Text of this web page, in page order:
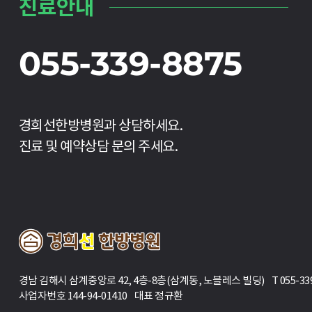
진료안내
055-339-8875
경희선한방병원과 상담하세요.
진료 및 예약상담 문의 주세요.
경남 김해시 삼계중앙로 42, 4층-8층(삼계동, 노블레스 빌딩) T 055-
사업자번호 144-94-01410 대표 정규환